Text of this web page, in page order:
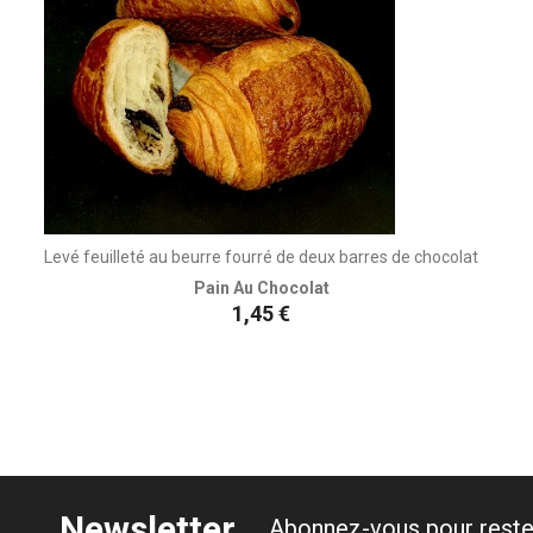
Levé feuilleté au beurre fourré de deux barres de chocolat
Pain Au Chocolat
Prix
1,45 €